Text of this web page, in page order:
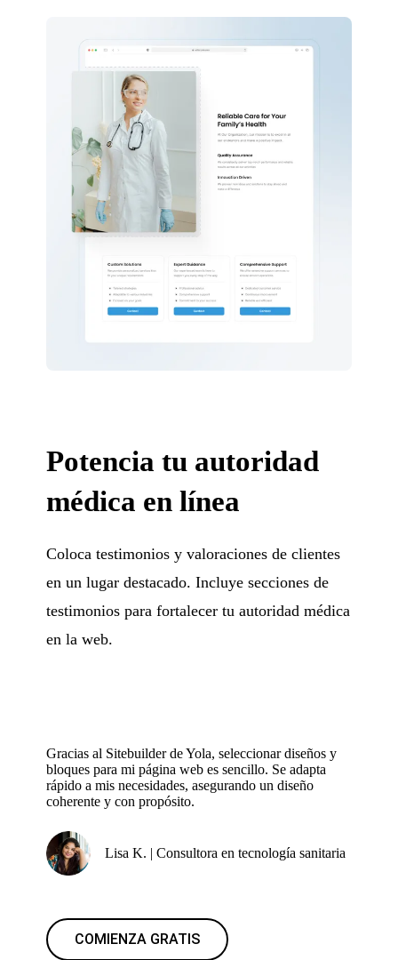
Potencia tu autoridad
médica en línea
Coloca testimonios y valoraciones de clientes
en un lugar destacado. Incluye secciones de
testimonios para fortalecer tu autoridad médica
en la web.
Gracias al Sitebuilder de Yola, seleccionar diseños y
bloques para mi página web es sencillo. Se adapta
rápido a mis necesidades, asegurando un diseño
coherente y con propósito.
Lisa K. | Consultora en tecnología sanitaria
COMIENZA GRATIS